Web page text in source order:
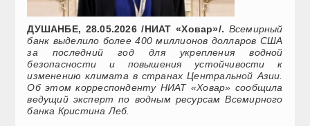
ДУШАНБЕ, 28.05.2026 /НИАТ «Ховар»/. Всемирный
банк выделило более 400 миллионов долларов США
за последний год для укрепления водной
безопасности и повышения устойчивости к
изменению климата в странах Центральной Азии.
Об этом корреспонденту НИАТ «Ховар» сообщила
ведущий эксперт по водным ресурсам Всемирного
банка Кристина Леб.